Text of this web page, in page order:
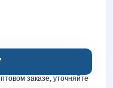
заказе, уточняйте